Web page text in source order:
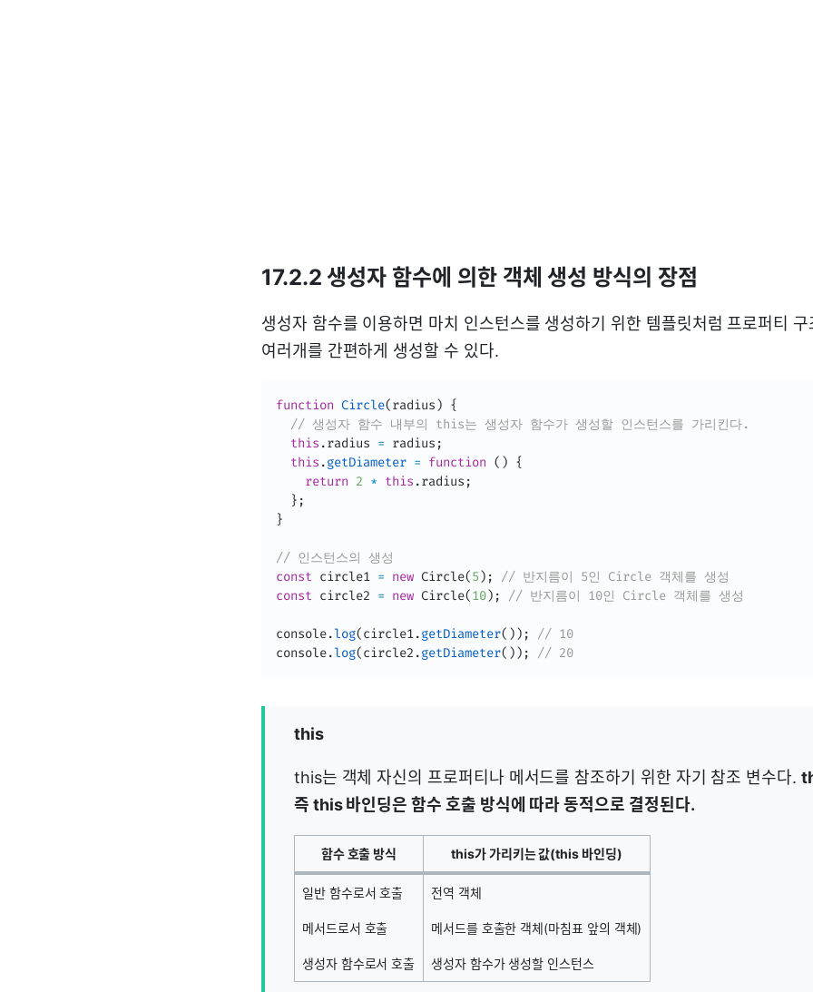
17.2.2 생성자 함수에 의한 객체 생성 방식의 장점
생성자 함수를 이용하면 마치 인스턴스를 생성하기 위한 템플릿처럼 프로퍼티
여러개를 간편하게 생성할 수 있다.
function Circle(radius ) {
// 생성자 함수 내부의 this는 생성자 함수가 생성할 인스턴스를 가리킨다.
this .radius = radius ;
this .getDiameter = function ( ) {
return 2 * this .radius ;
} ;
}
// 인스턴스의 생성
const circle1 = new Circle(5 ) ;
// 반지름이 5인 Circle 객체를 생성
const circle2 = new Circle(10) ; // 반지름이 10인 Circle 객체를 생성
console.log(circle1.getDiameter( ) ) ;
// 10
console.log(circle2 .getDiameter( ) ) ; // 20
this
this는 객체 자신의 프로퍼티나 메서드를 참조하기 위한 자기 참조 변수다.
즉 this 바인딩은 함수 호출 방식에 따라 동적으로 결정된다.
함수 호출 방식 this가 가리키는 값(this 바인딩)
일반 함수로서 호출 전역 객체
메서드로서 호출 메서드를 호출한 객체(마침표 앞의 객체)
생성자 함수로서 호출 생성자 함수가 생성할 인스턴스